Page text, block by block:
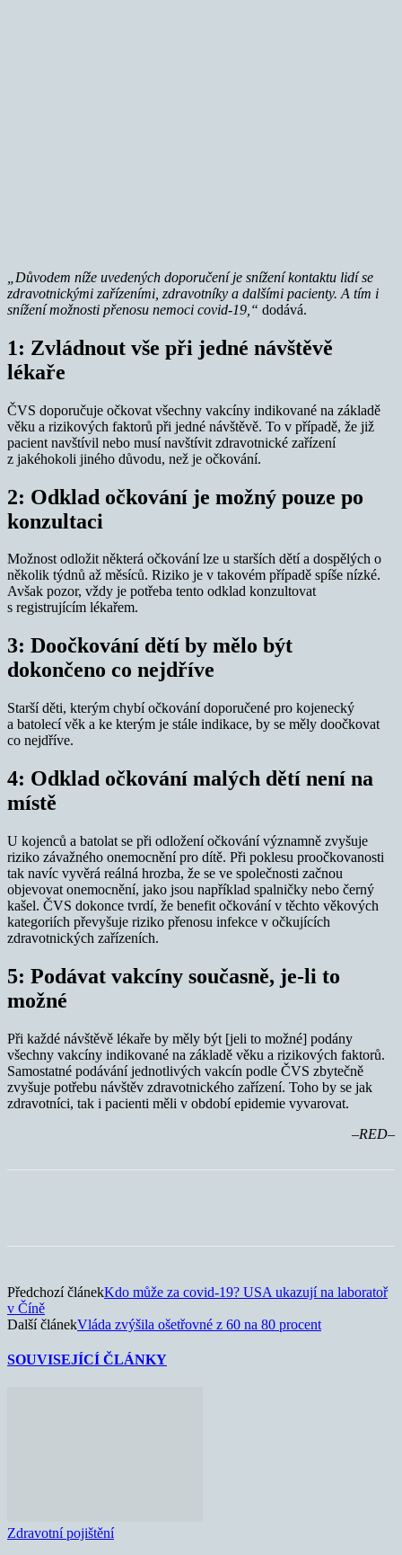
„Důvodem níže uvedených doporučení je snížení kontaktu lidí se
zdravotnickými zařízeními, zdravotníky a dalšími pacienty. A tím i
snížení možnosti přenosu nemoci covid-19,“ dodává.
1: Zvládnout vše při jedné návštěvě
lékaře
ČVS doporučuje očkovat všechny vakcíny indikované na základě
věku a rizikových faktorů při jedné návštěvě. To v případě, že již
pacient navštívil nebo musí navštívit zdravotnické zařízení
z jakéhokoli jiného důvodu, než je očkování.
2: Odklad očkování je možný pouze po
konzultaci
Možnost odložit některá očkování lze u starších dětí a dospělých o
několik týdnů až měsíců. Riziko je v takovém případě spíše nízké.
Avšak pozor, vždy je potřeba tento odklad konzultovat
s registrujícím lékařem.
3: Doočkování dětí by mělo být
dokončeno co nejdříve
Starší děti, kterým chybí očkování doporučené pro kojenecký
a batolecí věk a ke kterým je stále indikace, by se měly doočkovat
co nejdříve.
4: Odklad očkování malých dětí není na
místě
U kojenců a batolat se při odložení očkování významně zvyšuje
riziko závažného onemocnění pro dítě. Při poklesu proočkovanosti
tak navíc vyvěrá reálná hrozba, že se ve společnosti začnou
objevovat onemocnění, jako jsou například spalničky nebo černý
kašel. ČVS dokonce tvrdí, že benefit očkování v těchto věkových
kategoriích převyšuje riziko přenosu infekce v očkujících
zdravotnických zařízeních.
5: Podávat vakcíny současně, je-li to
možné
Při každé návštěvě lékaře by měly být [jeli to možné] podány
všechny vakcíny indikované na základě věku a rizikových faktorů.
Samostatné podávání jednotlivých vakcín podle ČVS zbytečně
zvyšuje potřebu návštěv zdravotnického zařízení. Toho by se jak
zdravotníci, tak i pacienti měli v období epidemie vyvarovat.
–RED–
Předchozí článekKdo může za covid-19? USA ukazují na laboratoř
v Číně
Další článekVláda zvýšila ošetřovné z 60 na 80 procent
SOUVISEJÍCÍ ČLÁNKY
Zdravotní pojištění